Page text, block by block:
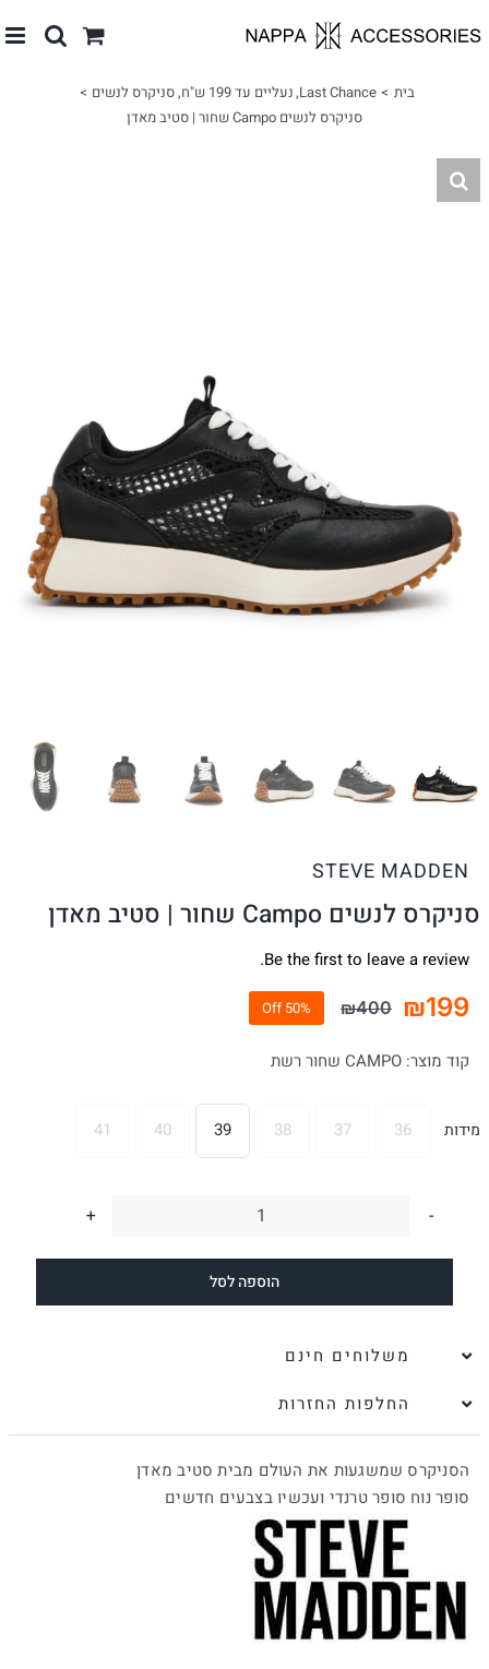
לתוכן
בית Last Chance נעליים עד 199 ש"ח
סניקרס לנשים
סניקרס לנשים Campo שחור | סטיב מאדן
STEVE MADDEN
סניקרס לנשים Campo שחור | סטיב מאדן
Be the first to leave a review.
₪400 המחיר
המקורי
היה:
₪199
המחיר
הנוכחי
הוא:
50% Off
קוד מוצר: CAMPO שחור רשת
מידות

36
37
38
39
40
41
כמות
של
סניקרס
סטיב
מאדן
הוספה לסל
משלוחים חינם
החלפות החזרות
הסניקרס שמשגעות את העולם מבית סטיב מאדן
סופר נוח סופר טרנדי ועכשיו בצבעים חדשים